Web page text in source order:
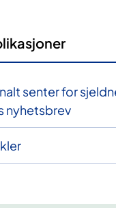
senter for
nyhetsbrev